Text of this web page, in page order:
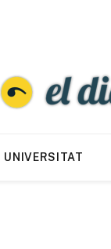
UNIVERSITAT